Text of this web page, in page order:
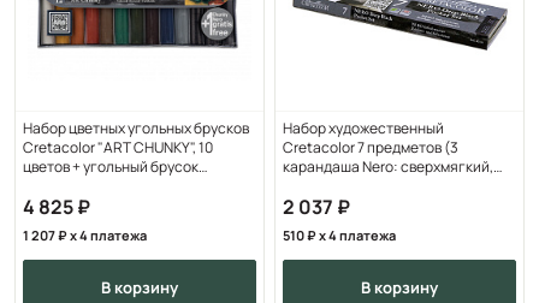
Набор цветных угольных брусков
Cretacolor "ART CHUNKY", 10
цветов + угольный брусок
4 825
1 207 x 4 платежа
в корзину
Набор художественный
Cretacolor 7 предметов (3
карандаша Nero: сверхмягкий,
2 037
510 x 4 платежа
в корзину